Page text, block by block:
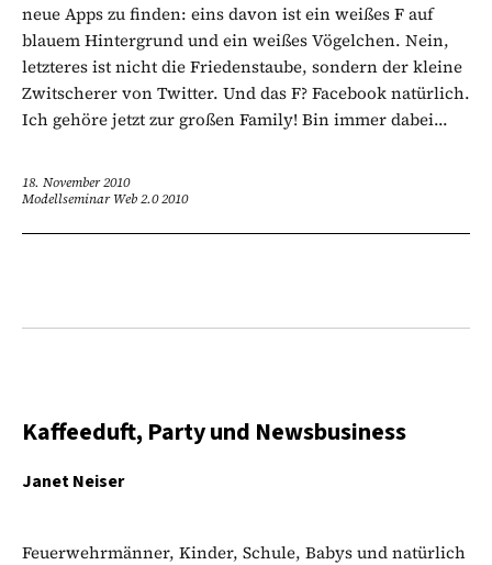
neue Apps zu finden: eins davon ist ein weißes F auf
blauem Hintergrund und ein weißes Vögelchen. Nein,
letzteres ist nicht die Friedenstaube, sondern der kleine
Zwitscherer von Twitter. Und das F? Facebook natürlich.
Ich gehöre jetzt zur großen Family! Bin immer dabei...
18. November 2010
Modellseminar Web 2.0 2010
Kaffeeduft, Party und Newsbusiness
Janet Neiser
Feuerwehrmänner, Kinder, Schule, Babys und natürlich